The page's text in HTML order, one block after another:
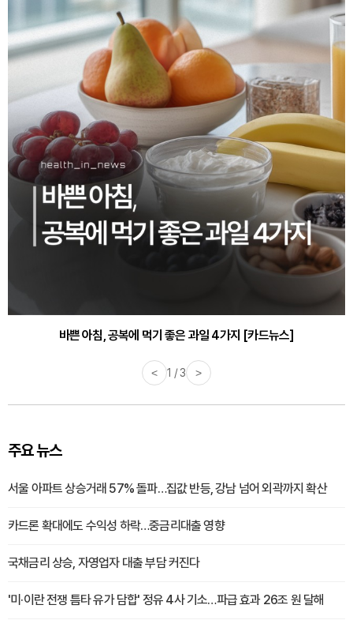
바쁜 아침, 공복에 먹기 좋은 과일 4가지 [카드뉴스]
30대부터 유병률 2배...여자에게 꼭 필요한 검사는? [카드뉴스]
< 1 / 3 >
주요 뉴스
서울 아파트 상승거래 57% 돌파…집값 반등, 강남 넘어 외곽까지 확산
카드론 확대에도 수익성 하락…중금리대출 영향
국채금리 상승, 자영업자 대출 부담 커진다
'미·이란 전쟁 틈타 유가 담합' 정유 4사 기소…파급 효과 26조 원 달해